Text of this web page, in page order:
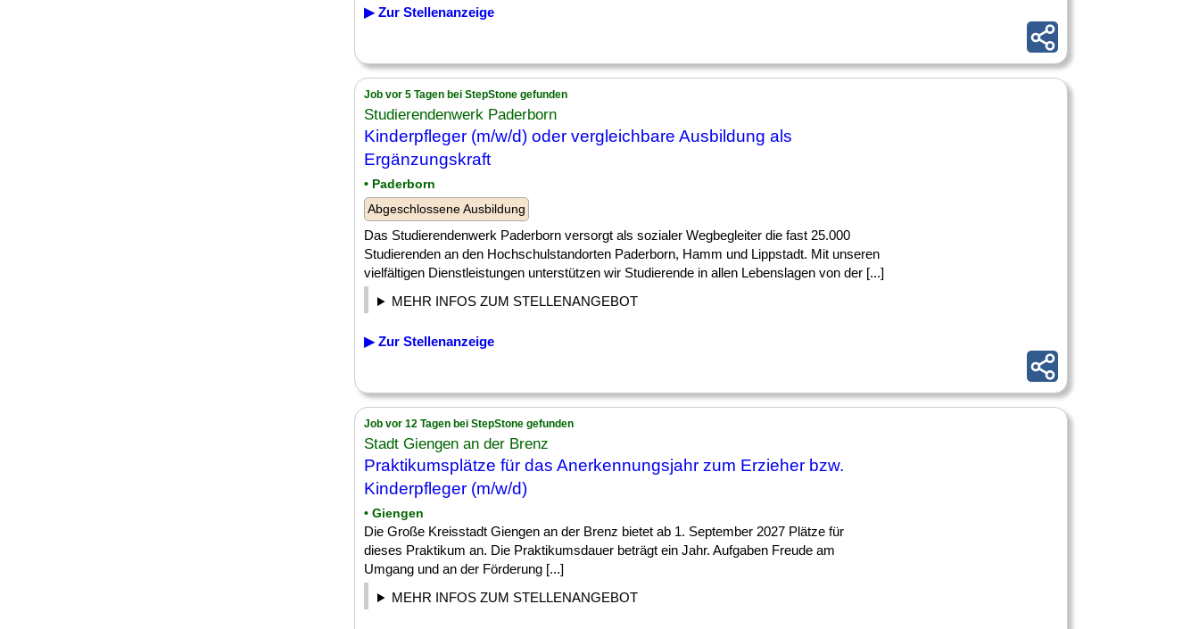
▶ Zur Stellenanzeige
Job vor 5 Tagen bei StepStone gefunden
Studierendenwerk Paderborn
Kinderpfleger (m/w/d) oder vergleichbare Ausbildung als
Ergänzungskraft
• Paderborn
Abgeschlossene Ausbildung
Das Studierendenwerk Paderborn versorgt als sozialer Wegbegleiter die fast 25.000
Studierenden an den Hochschulstandorten Paderborn, Hamm und Lippstadt. Mit unseren
vielfältigen Dienstleistungen unterstützen wir Studierende in allen Lebenslagen von der [...]
MEHR INFOS ZUM STELLENANGEBOT
▶ Zur Stellenanzeige
Job vor 12 Tagen bei StepStone gefunden
Stadt Giengen an der Brenz
Praktikumsplätze für das Anerkennungsjahr zum Erzieher bzw.
Kinderpfleger (m/w/d)
• Giengen
Die Große Kreisstadt Giengen an der Brenz bietet ab 1. September 2027 Plätze für
dieses Praktikum an. Die Praktikumsdauer beträgt ein Jahr. Aufgaben Freude am
Umgang und an der Förderung [...]
MEHR INFOS ZUM STELLENANGEBOT